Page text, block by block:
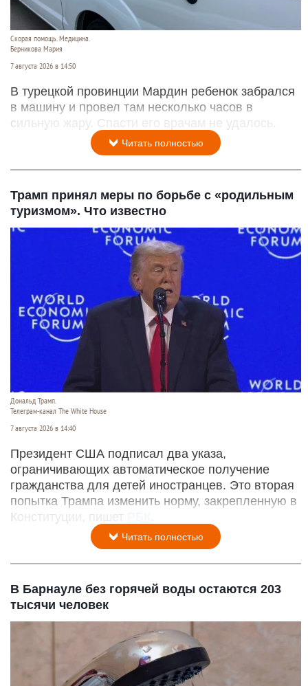
Скорая помощь. Медицина.
Берникова Мария
7 августа 2026 в 14:50
В турецкой провинции Мардин ребенок забрался
в машину и провел там несколько часов в
сильную жару. Спасти его врачам не удалось.
Читать полностью
Трамп принял меры по борьбе с «родильным
туризмом». Что известно
Дональд Трамп.
Телеграм-канал The White House
7 августа 2026 в 14:40
Президент США подписал два указа,
ограничивающих автоматическое получение
гражданства для детей иностранцев. Это вторая
попытка Трампа изменить норму, закрепленную в
Конституции, пишет РБК
Читать полностью
В Барнауле без горячей воды остаются 203
тысячи человек